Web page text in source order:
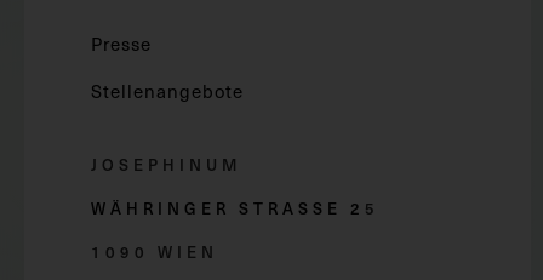
Presse
Stellenangebote
JOSEPHINUM
WÄHRINGER STRASSE 2 5
1090 WIEN